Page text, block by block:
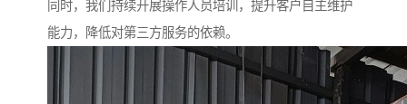
同时，我们持续开展操作人员培训，提升客户自主维护
能力，降低对第三方服务的依赖。